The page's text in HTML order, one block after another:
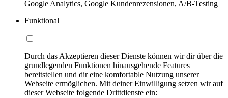
Google Analytics, Google Kundenrezensionen, A/B-Testing
Funktional
Durch das Akzeptieren dieser Dienste können wir dir über die
grundlegenden Funktionen hinausgehende Features
bereitstellen und dir eine komfortable Nutzung unserer
Webseite ermöglichen. Mit deiner Einwilligung setzen wir auf
dieser Webseite folgende Drittdienste ein: